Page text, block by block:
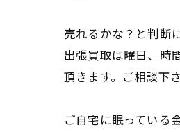
売れるかな？と判断
出張買取は曜日、時
頂きます。ご相談下
ご自宅に眠っている